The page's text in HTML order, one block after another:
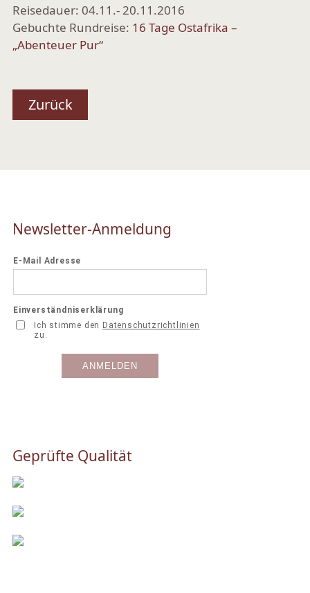
Reisedauer: 04.11.- 20.11.2016
Gebuchte Rundreise: 16 Tage Ostafrika –
„Abenteuer Pur“
Zurück
Newsletter-Anmeldung
Geprüfte Qualität